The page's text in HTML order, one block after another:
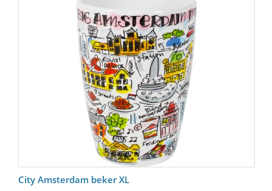
City Amsterdam beker XL